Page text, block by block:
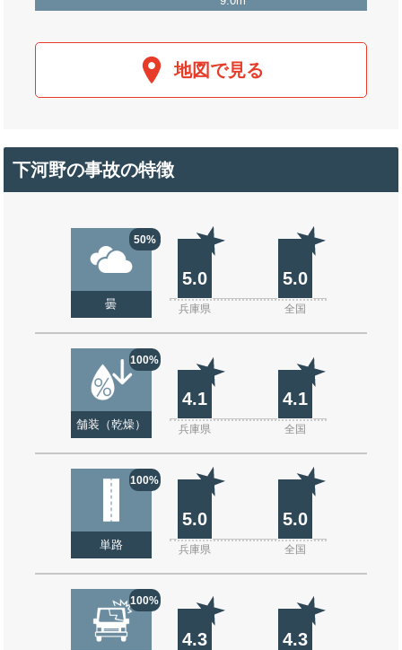
地図で見る
下河野の事故の特徴
50%
曇
5.0 5.0
兵庫県 全国
100%
舗装（乾燥）
4.1 4.1
兵庫県 全国
100%
単路
5.0 5.0
兵庫県 全国
100%
4.3 4.3